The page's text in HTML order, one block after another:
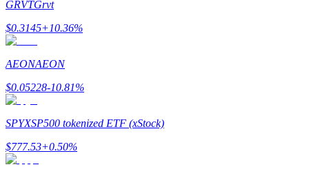
GRVTGrvt
$0.3145+10.36%
AEONAEON
$0.05228-10.81%
SPYXSP500 tokenized ETF (xStock)
$777.53+0.50%